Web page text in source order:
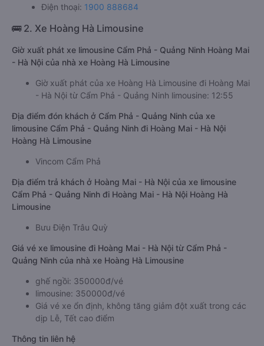
Điện thoại: 1900 888684
🚌 2. Xe Hoàng Hà Limousine
Giờ xuất phát xe limousine Cẩm Phả - Quảng Ninh Hoàng Mai
- Hà Nội của nhà xe Hoàng Hà Limousine
Giờ xuất phát của xe Hoàng Hà Limousine đi Hoàng Mai
- Hà Nội từ Cẩm Phả - Quảng Ninh limousine: 12:55
Địa điểm đón khách ở Cẩm Phả - Quảng Ninh của xe
limousine Cẩm Phả - Quảng Ninh đi Hoàng Mai - Hà Nội
Hoàng Hà Limousine
Vincom Cẩm Phả
Địa điểm trả khách ở Hoàng Mai - Hà Nội của xe limousine
Cẩm Phả - Quảng Ninh đi Hoàng Mai - Hà Nội Hoàng Hà
Limousine
Bưu Điện Trâu Quỳ
Giá vé xe limousine đi Hoàng Mai - Hà Nội từ Cẩm Phả -
Quảng Ninh của nhà xe Hoàng Hà Limousine
ghế ngồi: 350000đ/vé
limousine: 350000đ/vé
Giá vé xe ổn định, không tăng giảm đột xuất trong các
dịp Lễ, Tết cao điểm
Thông tin liên hệ